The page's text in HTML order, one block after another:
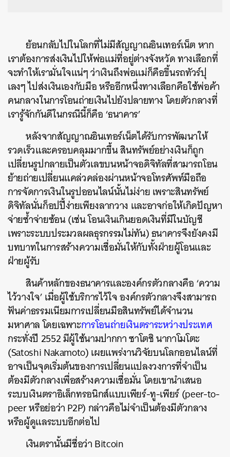
ย้อนกลับไปในโลกที่ไม่มีสัญญาณอินเทอร์เน็ต หาก
เราต้องการส่งเงินไปให้พ่อแม่ที่อยู่ต่างจังหวัด ทางเลือกที่
จะทำให้เรามั่นใจแน่ๆ ว่าเงินถึงพ่อแม่ก็คือขี้นรถทัวร์ปุ
เลงๆ ไปส่งเงินเองกับมือ หรืออีกหนึ่งทางเลือกคือใช้พ่อค้า
คนกลางในการโอนถ่ายเงินไปยังปลายทาง โดยตัวกลางที่
เรารู้จักกันดีในกรณีนี้ก็คือ ‘ธนาคาร’
หลังจากสัญญาณอินเทอร์เน็ตได้รับการพัฒนาให้
รวดเร็วและครอบคลุมมากขึ้น สินทรัพย์อย่างเงินก็ถูก
เปลี่ยนรูปกลายเป็นตัวเลขบนหน้าจอดิจิทัลที่สามารถโอน
ย้ายถ่ายเปลี่ยนแคล่วคล่องผ่านหน้าจอโทรศัพท์มือถือ
การจัดการเงินในรูปออนไลน์นั้นไม่ง่าย เพราะสินทรัพย์
ดิจิทัลนั่นก็อปปี้ง่ายเพียงลากวาง และอาจก่อให้เกิดปัญหา
จ่ายซ้ำจ่ายซ้อน (เช่น โอนเงินเกินยอดเงินที่มีในบัญชี
เพราะระบบประมวลผลธุรกรรมไม่ทัน) ธนาคารจึงยังคงมี
บทบาทในการสร้างความเชื่อมั่นให้กับทั้งฝ่ายผู้โอนและ
ฝ่ายผู้รับ
สินค้าหลักของธนาคารและองค์กรตัวกลางคือ ‘ความ
ไว้วางใจ’ เมื่อผู้ใช้บริการไว้ใจ องค์กรตัวกลางจึงสามารถ
ฟันค่าธรรมเนียมการเปลี่ยนมือสินทรัพย์ได้จำนวน
มหาศาล โดยเฉพาะการโอนถ่ายเงินตราระหว่างประเทศ
กระทั่งปี 2552 มีผู้ใช้นามปากกา ซาโตชิ นากาโมโตะ
(Satoshi Nakamoto) เผยแพร่งานวิจัยบนโลกออนไลน์ที่
อาจเป็นจุดเริ่มต้นของการเปลี่ยนแปลงวงการที่จำเป็น
ต้องมีตัวกลางเพื่อสร้างความเชื่อมั่น โดยเขานำเสนอ
ระบบเงินตราอิเล็กทรอนิกส์แบบเพียร์-ทู-เพียร์ (peer-to-
peer หรือย่อว่า P2P) กล่าวคือไม่จำเป็นต้องมีตัวกลาง
หรือผู้ดูแลระบบอีกต่อไป
เงินตรานั้นมีชื่อว่า Bitcoin